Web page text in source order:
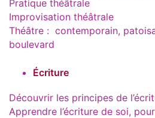
Pratique théâtrale
Improvisation théâtrale
Théâtre : contemporain,
boulevard
Écriture
Découvrir les principes de
Apprendre l’écriture de soi,